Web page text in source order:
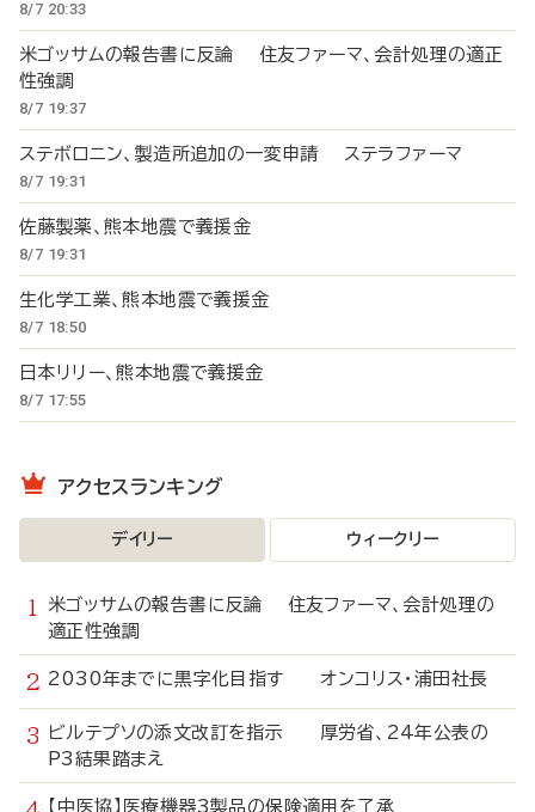
8/7 20:33
米ゴッサムの報告書に反論 住友ファーマ、会計処理の適正
性強調
8/7 19:37
ステボロニン、製造所追加の一変申請 ステラファーマ
8/7 19:31
佐藤製薬、熊本地震で義援金
8/7 19:31
生化学工業、熊本地震で義援金
8/7 18:50
日本リリー、熊本地震で義援金
8/7 17:55
アクセスランキング
デイリー ウィークリー
米ゴッサムの報告書に反論 住友ファーマ、会計処理の
適正性強調
2030年までに黒字化目指す オンコリス・浦田社長
ビルテプソの添文改訂を指示 厚労省、24年公表の
P3結果踏まえ
【中医協】医療機器3製品の保険適用を了承